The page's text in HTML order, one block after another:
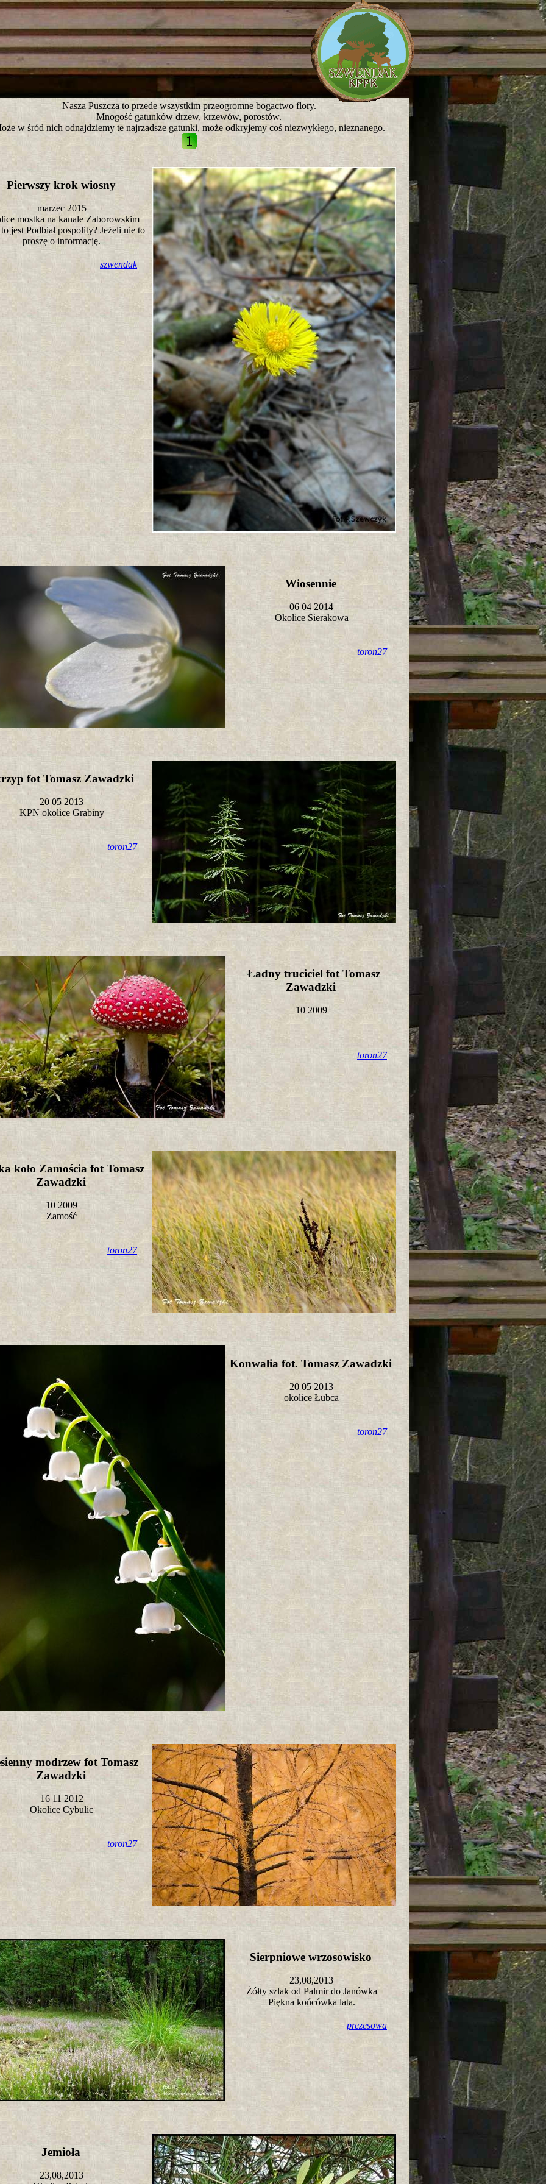
;)
Nasza Puszcza to przede wszystkim przeogromne bogactwo flory.
Mnogość gatunków drzew, krzewów, porostów.
w śród nich odnajdziemy te najrzadsze gatunki, może odkryjemy coś niezwykłego, nieznanego.
Pierwszy krok wiosny
marzec 2015
mostka na kanale Zaborowskim
jest Podbiał pospolity? Jeżeli nie to
proszę o informację.
szwendak
Wiosennie
06 04 2014
Okolice Sierakowa
toron27
fot Tomasz Zawadzki
20 05 2013
KPN okolice Grabiny
toron27
Ładny truciciel fot Tomasz
Zawadzki
10 2009
toron27
koło Zamościa fot Tomasz
Zawadzki
10 2009
Zamość
toron27
Konwalia fot. Tomasz Zawadzki
20 05 2013
okolice Łubca
toron27
modrzew fot Tomasz
Zawadzki
16 11 2012
Okolice Cybulic
toron27
Sierpniowe wrzosowisko
23,08,2013
Żółty szlak od Palmir do Janówka
Piękna końcówka lata.
prezesowa
Jemioła
23,08,2013